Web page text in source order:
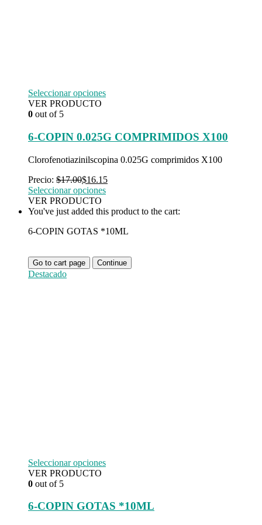
Seleccionar opciones
VER PRODUCTO
0 out of 5
6-COPIN 0.025G COMPRIMIDOS X100
Clorofenotiazinilscopina 0.025G comprimidos X100
Precio: $17.00$16.15
Seleccionar opciones
VER PRODUCTO
You've just added this product to the cart:
6-COPIN GOTAS *10ML
Go to cart page Continue
Destacado
Seleccionar opciones
VER PRODUCTO
0 out of 5
6-COPIN GOTAS *10ML